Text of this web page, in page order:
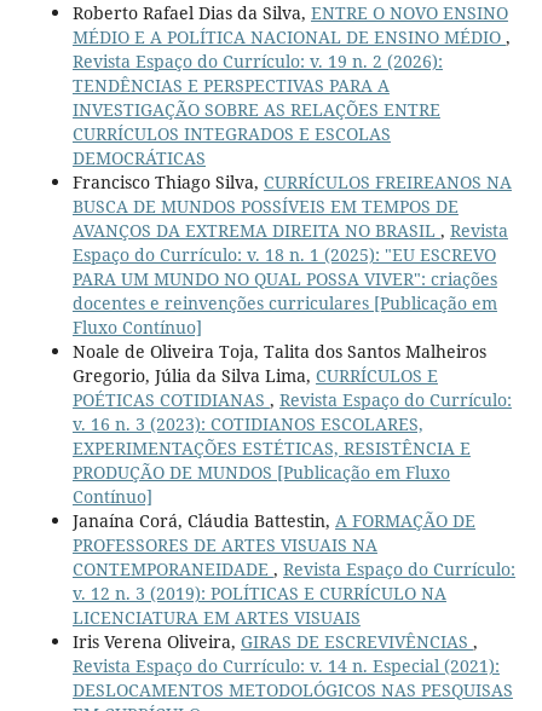
Roberto Rafael Dias da Silva, ENTRE O NOVO ENSINO
MÉDIO E A POLÍTICA NACIONAL DE ENSINO MÉDIO ,
Revista Espaço do Currículo: v. 19 n. 2 (2026):
TENDÊNCIAS E PERSPECTIVAS PARA A
INVESTIGAÇÃO SOBRE AS RELAÇÕES ENTRE
CURRÍCULOS INTEGRADOS E ESCOLAS
DEMOCRÁTICAS
Francisco Thiago Silva, CURRÍCULOS FREIREANOS NA
BUSCA DE MUNDOS POSSÍVEIS EM TEMPOS DE
AVANÇOS DA EXTREMA DIREITA NO BRASIL , Revista
Espaço do Currículo: v. 18 n. 1 (2025): "EU ESCREVO
PARA UM MUNDO NO QUAL POSSA VIVER": criações
docentes e reinvenções curriculares [Publicação em
Fluxo Contínuo]
Noale de Oliveira Toja, Talita dos Santos Malheiros
Gregorio, Júlia da Silva Lima, CURRÍCULOS E
POÉTICAS COTIDIANAS , Revista Espaço do Currículo:
v. 16 n. 3 (2023): COTIDIANOS ESCOLARES,
EXPERIMENTAÇÕES ESTÉTICAS, RESISTÊNCIA E
PRODUÇÃO DE MUNDOS [Publicação em Fluxo
Contínuo]
Janaína Corá, Cláudia Battestin, A FORMAÇÃO DE
PROFESSORES DE ARTES VISUAIS NA
CONTEMPORANEIDADE , Revista Espaço do Currículo:
v. 12 n. 3 (2019): POLÍTICAS E CURRÍCULO NA
LICENCIATURA EM ARTES VISUAIS
Iris Verena Oliveira, GIRAS DE ESCREVIVÊNCIAS ,
Revista Espaço do Currículo: v. 14 n. Especial (2021):
DESLOCAMENTOS METODOLÓGICOS NAS PESQUISAS